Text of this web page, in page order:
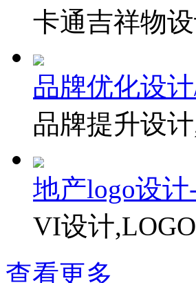
卡通吉祥物
品牌优化设
品牌提升设
地产logo设
VI设计
查看更多